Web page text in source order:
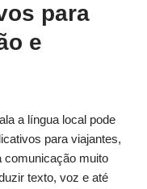
para
e
a língua local pode
para viajantes,
comunicação muito
texto, voz e até